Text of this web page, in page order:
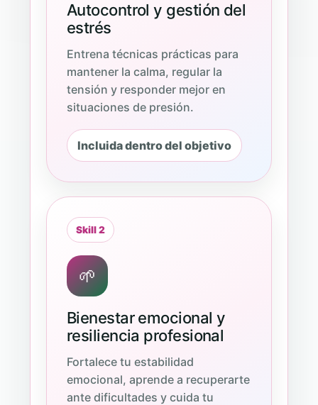
Autocontrol y gestión del
estrés
Entrena técnicas prácticas para
mantener la calma, regular la
tensión y responder mejor en
situaciones de presión.
Incluida dentro del objetivo
Skill 2
🌱
Bienestar emocional y
resiliencia profesional
Fortalece tu estabilidad
emocional, aprende a recuperarte
ante dificultades y cuida tu